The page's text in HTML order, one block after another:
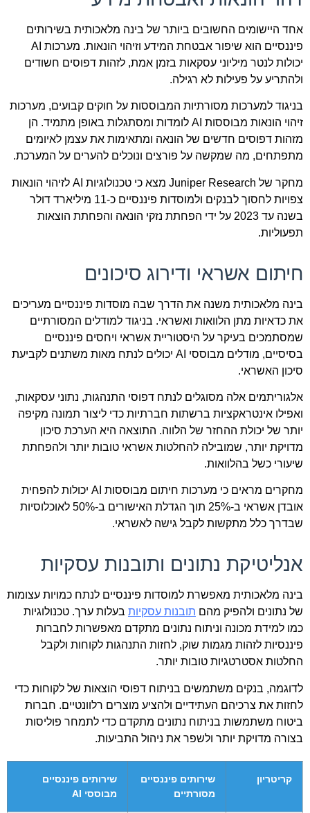
אחד היישומים החשובים ביותר של בינה מלאכותית בשירותים
פיננסיים הוא שיפור אבטחת המידע וזיהוי הונאות. מערכות AI
יכולות לנטר מיליוני עסקאות בזמן אמת, לזהות דפוסים חשודים
ולהתריע על פעילות לא רגילה.
בניגוד למערכות מסורתיות המבוססות על חוקים קבועים, מערכות
זיהוי הונאות מבוססות AI לומדות ומסתגלות באופן מתמיד. הן
מזהות דפוסים חדשים של הונאה ומתאימות את עצמן לאיומים
מתפתחים, מה שמקשה על פורצים ונוכלים להערים על המערכת.
מחקר של Juniper Research מצא כי טכנולוגיות AI לזיהוי הונאות
צפויות לחסוך לבנקים ולמוסדות פיננסיים כ-11 מיליארד דולר
בשנה עד 2023 על ידי הפחתת נזקי הונאה והפחתת הוצאות
תפעוליות.
חיתום אשראי ודירוג סיכונים
בינה מלאכותית משנה את הדרך שבה מוסדות פיננסיים מעריכים
את כדאיות מתן הלוואות ואשראי. בניגוד למודלים המסורתיים
שמסתמכים בעיקר על היסטוריית אשראי ויחסים פיננסיים
בסיסיים, מודלים מבוססי AI יכולים לנתח מאות משתנים לקביעת
סיכון האשראי.
אלגוריתמים אלה מסוגלים לנתח דפוסי התנהגות, נתוני עסקאות,
ואפילו אינטראקציות ברשתות חברתיות כדי ליצור תמונה מקיפה
יותר של יכולת ההחזר של הלווה. התוצאה היא הערכת סיכון
מדויקת יותר, שמובילה להחלטות אשראי טובות יותר ולהפחתת
שיעורי כשל בהלוואות.
מחקרים מראים כי מערכות חיתום מבוססות AI יכולות להפחית
אובדן אשראי ב-25% תוך הגדלת האישורים ב-50% לאוכלוסיות
שבדרך כלל מתקשות לקבל גישה לאשראי.
אנליטיקת נתונים ותובנות עסקיות
בינה מלאכותית מאפשרת למוסדות פיננסיים לנתח כמויות עצומות
של נתונים ולהפיק מהם תובנות עסקיות בעלות ערך. טכנולוגיות
כמו למידת מכונה וניתוח נתונים מתקדם מאפשרות לחברות
פיננסיות לזהות מגמות שוק, לחזות התנהגות לקוחות ולקבל
החלטות אסטרטגיות טובות יותר.
לדוגמה, בנקים משתמשים בניתוח דפוסי הוצאות של לקוחות כדי
לחזות את צרכיהם העתידיים ולהציע מוצרים רלוונטיים. חברות
ביטוח משתמשות בניתוח נתונים מתקדם כדי לתמחר פוליסות
בצורה מדויקת יותר ולשפר את ניהול התביעות.
קריטריון
שירותים פיננסיים
מסורתיים
שירותים פיננסיים
מבוססי AI